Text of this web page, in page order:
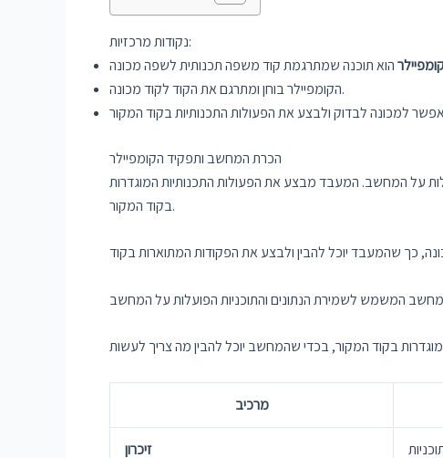
נקודות מרכזיות:
הקומפיילר בוחן ומתרגם את הקוד לקוד מכונה.
הכרת המחשב ותפקיד הקומפיילר
על המחשב. המעבד מבצע את הפעולות התכנותיות המוגדרות
בקוד המקור.
מרכיב
זיכרון